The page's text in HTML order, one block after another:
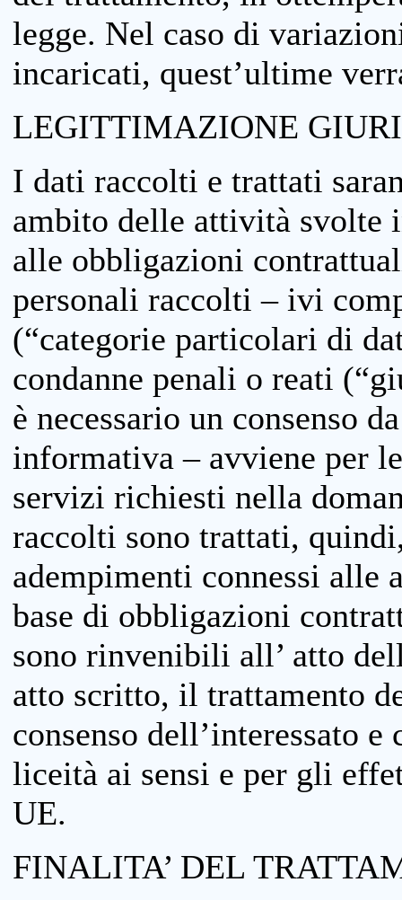
legge. Nel caso di
incaricati, quest’ultime
LEGITTIMAZIONE
I dati raccolti e trattati
ambito delle attività svolte
alle obbligazioni
personali raccolti – ivi
(“categorie particolari di
condanne penali o reati
è necessario un consenso
informativa – avviene per
servizi richiesti nella
raccolti sono trattati,
adempimenti connessi
base di obbligazioni
sono rinvenibili all’ atto
atto scritto, il trattamento
consenso dell’interessato
liceità ai sensi e per gli
UE.
FINALITA’ DEL